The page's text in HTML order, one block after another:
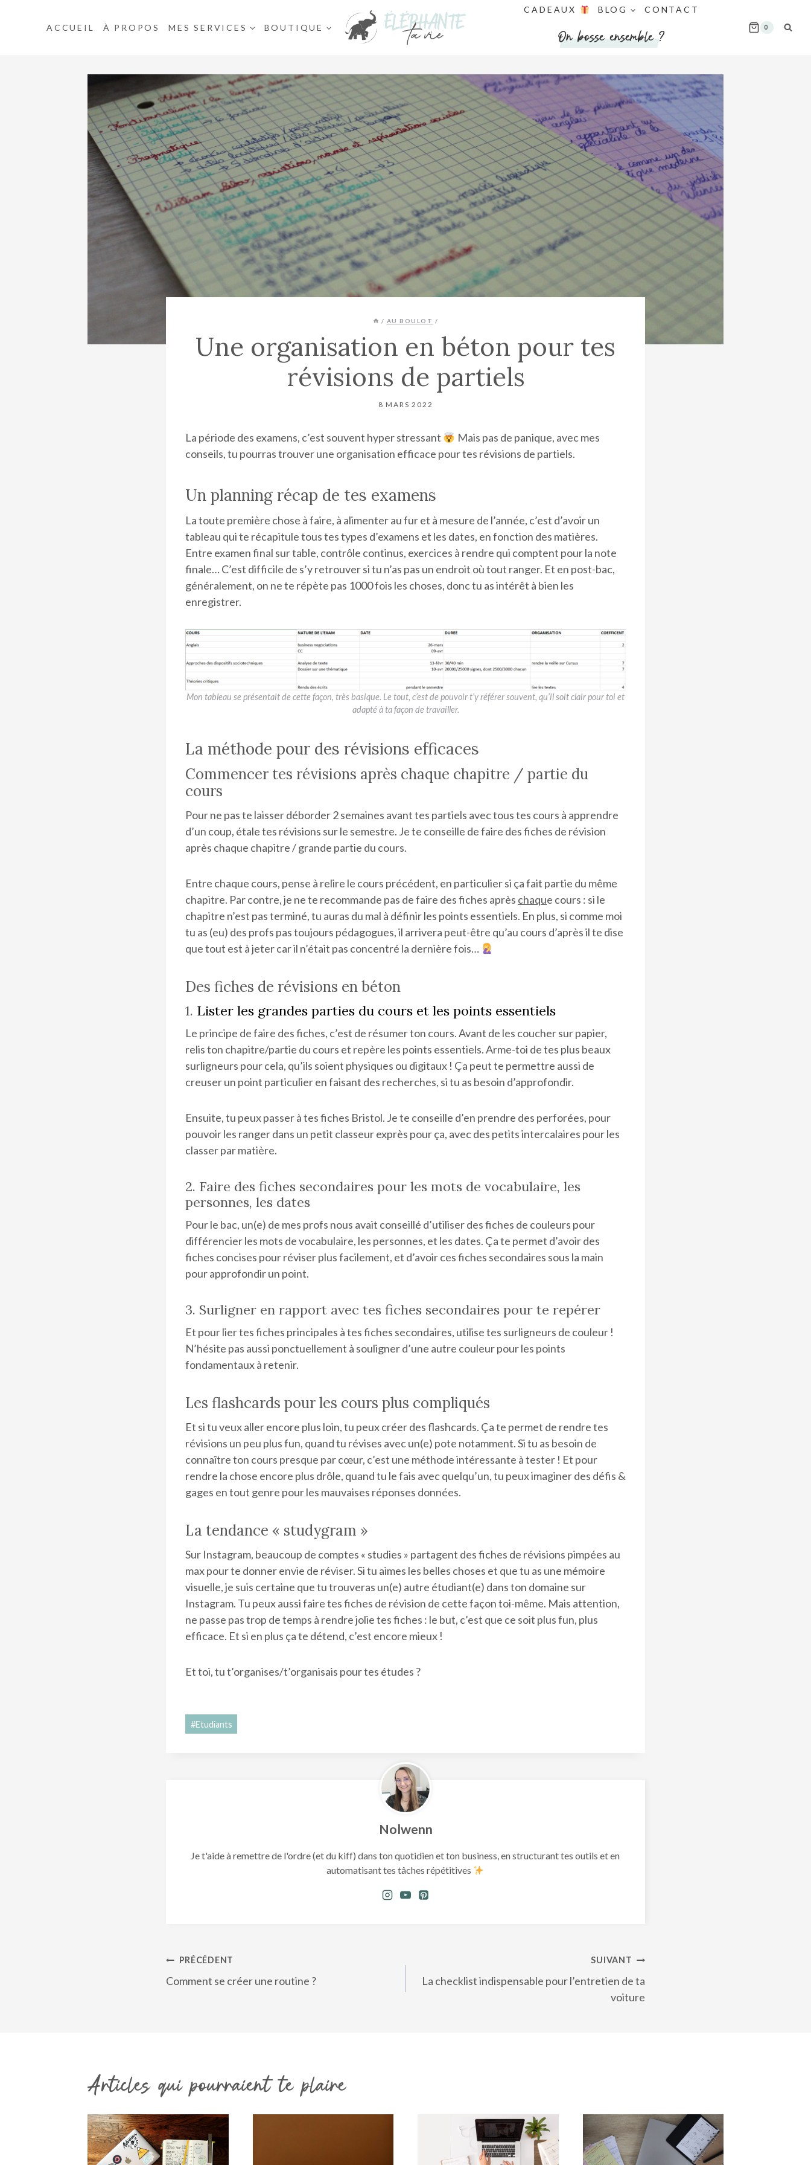
ACCUEIL À PROPOS MES SERVICES BOUTIQUE
CADEAUX BLOG CONTACT
On bosse ensemble ? 0
/ AU BOULOT /
Une organisation en béton pour tes
révisions de partiels
8 MARS 2022
La période des examens, c’est souvent hyper stressant
Mais pas de panique, avec mes
conseils, tu pourras trouver une organisation efficace pour tes révisions de partiels.
Un planning récap de tes examens
La toute première chose à faire, à alimenter au fur et à mesure de l’année, c’est d’avoir un
tableau qui te récapitule tous tes types d’examens et les dates, en fonction des matières.
Entre examen final sur table, contrôle continus, exercices à rendre qui comptent pour la note
finale… C’est difficile de s’y retrouver si tu n’as pas un endroit où tout ranger. Et en post-bac,
généralement, on ne te répète pas 1000 fois les choses, donc tu as intérêt à bien les
enregistrer.
Mon tableau se présentait de cette façon, très basique. Le tout, c’est de pouvoir t’y référer souvent, qu’il soit clair pour toi et
adapté à ta façon de travailler.
La méthode pour des révisions efficaces
Commencer tes révisions après chaque chapitre / partie du
cours
Pour ne pas te laisser déborder 2 semaines avant tes partiels avec tous tes cours à apprendre
d’un coup, étale tes révisions sur le semestre. Je te conseille de faire des fiches de révision
après chaque chapitre / grande partie du cours.
Entre chaque cours, pense à relire le cours précédent, en particulier si ça fait partie du même
chapitre. Par contre, je ne te recommande pas de faire des fiches après chaque cours : si le
chapitre n’est pas terminé, tu auras du mal à définir les points essentiels. En plus, si comme moi
tu as (eu) des profs pas toujours pédagogues, il arrivera peut-être qu’au cours d’après il te dise
que tout est à jeter car il n’était pas concentré la dernière fois…
Des fiches de révisions en béton
1. Lister les grandes parties du cours et les points essentiels
Le principe de faire des fiches, c’est de résumer ton cours. Avant de les coucher sur papier,
relis ton chapitre/partie du cours et repère les points essentiels. Arme-toi de tes plus beaux
surligneurs pour cela, qu’ils soient physiques ou digitaux ! Ça peut te permettre aussi de
creuser un point particulier en faisant des recherches, si tu as besoin d’approfondir.
Ensuite, tu peux passer à tes fiches Bristol. Je te conseille d’en prendre des perforées, pour
pouvoir les ranger dans un petit classeur exprès pour ça, avec des petits intercalaires pour les
classer par matière.
2. Faire des fiches secondaires pour les mots de vocabulaire, les
personnes, les dates
Pour le bac, un(e) de mes profs nous avait conseillé d’utiliser des fiches de couleurs pour
différencier les mots de vocabulaire, les personnes, et les dates. Ça te permet d’avoir des
fiches concises pour réviser plus facilement, et d’avoir ces fiches secondaires sous la main
pour approfondir un point.
3. Surligner en rapport avec tes fiches secondaires pour te repérer
Et pour lier tes fiches principales à tes fiches secondaires, utilise tes surligneurs de couleur !
N’hésite pas aussi ponctuellement à souligner d’une autre couleur pour les points
fondamentaux à retenir.
Les flashcards pour les cours plus compliqués
Et si tu veux aller encore plus loin, tu peux créer des flashcards. Ça te permet de rendre tes
révisions un peu plus fun, quand tu révises avec un(e) pote notamment. Si tu as besoin de
connaître ton cours presque par cœur, c’est une méthode intéressante à tester ! Et pour
rendre la chose encore plus drôle, quand tu le fais avec quelqu’un, tu peux imaginer des défis &
gages en tout genre pour les mauvaises réponses données.
La tendance « studygram »
Sur Instagram, beaucoup de comptes « studies » partagent des fiches de révisions pimpées au
max pour te donner envie de réviser. Si tu aimes les belles choses et que tu as une mémoire
visuelle, je suis certaine que tu trouveras un(e) autre étudiant(e) dans ton domaine sur
Instagram. Tu peux aussi faire tes fiches de révision de cette façon toi-même. Mais attention,
ne passe pas trop de temps à rendre jolie tes fiches : le but, c’est que ce soit plus fun, plus
efficace. Et si en plus ça te détend, c’est encore mieux !
Et toi, tu t’organises/t’organisais pour tes études ?
Étiquettes
de
#Etudiants
Nolwenn
Je t'aide à remettre de l'ordre (et du kiff) dans ton quotidien et ton business, en structurant tes outils et en
automatisant tes tâches répétitives
Navigation
de
PRÉCÉDENT
Comment se créer une routine ?
SUIVANT
La checklist indispensable pour l’entretien de ta
voiture
Articles qui pourraient te plaire